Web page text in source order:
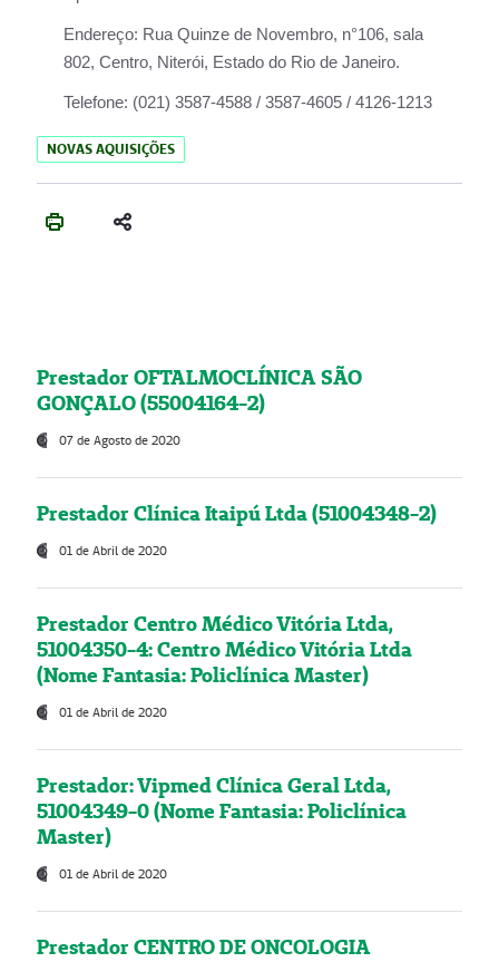
Endereço: Rua Quinze de Novembro, n°106, sala
802, Centro, Niterói, Estado do Rio de Janeiro.
Telefone: (021) 3587-4588 / 3587-4605 / 4126-1213
NOVAS AQUISIÇÕES
Prestador OFTALMOCLÍNICA SÃO
GONÇALO (55004164-2)
07 de Agosto de 2020
Prestador Clínica Itaipú Ltda (51004348-2)
01 de Abril de 2020
Prestador Centro Médico Vitória Ltda,
51004350-4: Centro Médico Vitória Ltda
(Nome Fantasia: Policlínica Master)
01 de Abril de 2020
Prestador: Vipmed Clínica Geral Ltda,
51004349-0 (Nome Fantasia: Policlínica
Master)
01 de Abril de 2020
Prestador CENTRO DE ONCOLOGIA